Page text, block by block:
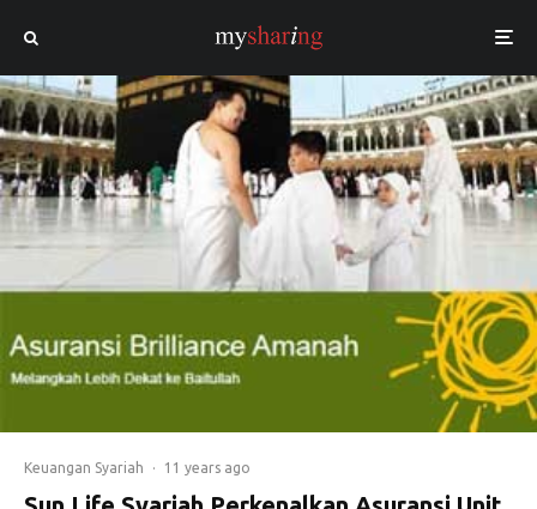
Keuangan Syariah · 11 years ago